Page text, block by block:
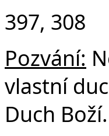
397, 308
Pozvání:
vlastní
Duch Boží.